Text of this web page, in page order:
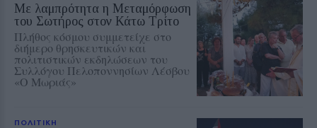
Με λαμπρότητα η Μεταμόρφωση
του Σωτήρος στον Κάτω Τρίτο
Πλήθος κόσμου συμμετείχε στο
διήμερο θρησκευτικών και
πολιτιστικών εκδηλώσεων του
Συλλόγου Πελοποννησίων Λέσβου
«Ο Μωριάς»
ΠΟΛΙΤΙΚΗ